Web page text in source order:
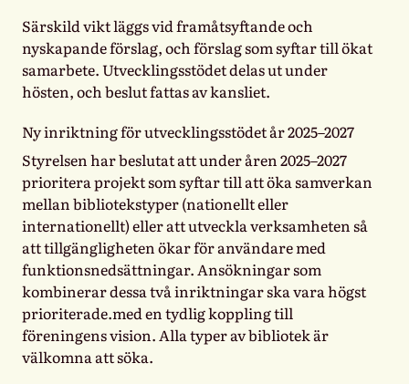
Särskild vikt läggs vid framåtsyftande och
nyskapande förslag, och förslag som syftar till ökat
samarbete. Utvecklingsstödet delas ut under
hösten, och beslut fattas av kansliet.
Ny inriktning för utvecklingsstödet år 2025–2027
Styrelsen har beslutat att under åren 2025–2027
prioritera projekt som syftar till att öka samverkan
mellan bibliotekstyper (nationellt eller
internationellt) eller att utveckla verksamheten så
att tillgängligheten ökar för användare med
funktionsnedsättningar. Ansökningar som
kombinerar dessa två inriktningar ska vara högst
prioriterade.med en tydlig koppling till
föreningens vision. Alla typer av bibliotek är
välkomna att söka.